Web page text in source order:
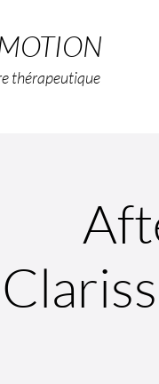
thérapeutique